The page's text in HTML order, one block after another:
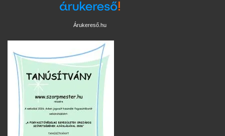
Árukereső.hu